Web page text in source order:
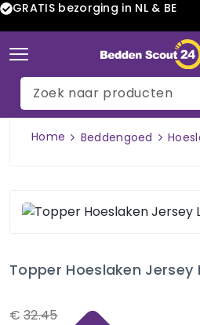
GRATIS bezorging in NL & BE
Home Beddengoed
Topper Hoeslaken Jersey
€ 32.45